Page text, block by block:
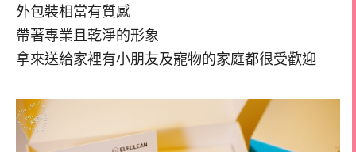
外包裝相當有質感
帶著專業且乾淨的形象
拿來送給家裡有小朋友及寵物的家庭都很受歡迎